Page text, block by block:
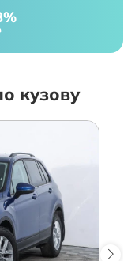
кузову